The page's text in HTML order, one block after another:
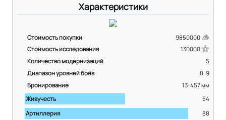
Характеристики
Стоимость покупки
9850000
Стоимость исследования
130000
Количество модернизаций
5
Диапазон уровней боёв
8-9
Бронирование
13-457мм
Живучесть
54
Артиллерия
88